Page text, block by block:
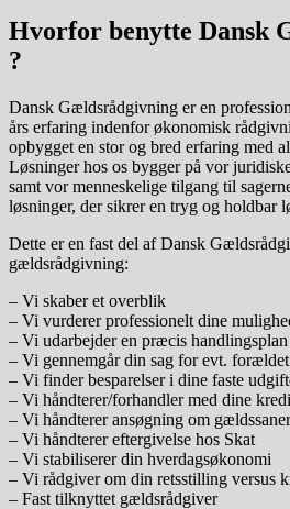
Hvorfor benytte Dansk
?
Dansk Gældsrådgivning er en
års erfaring indenfor økonomisk
opbygget en stor og bred erfaring med
Løsninger hos os bygger på vor
samt vor menneskelige tilgang til
løsninger, der sikrer en tryg og holdbar
Dette er en fast del af Dansk
gældsrådgivning:
– Vi skaber et overblik
– Vi vurderer professionelt dine
– Vi udarbejder en præcis handlingsplan
– Vi gennemgår din sag for evt.
– Vi finder besparelser i dine faste
– Vi håndterer/forhandler med dine
– Vi håndterer ansøgning om
– Vi håndterer eftergivelse hos Skat
– Vi stabiliserer din hverdagsøkonomi
– Vi rådgiver om din retsstilling versus
– Fast tilknyttet gældsrådgiver